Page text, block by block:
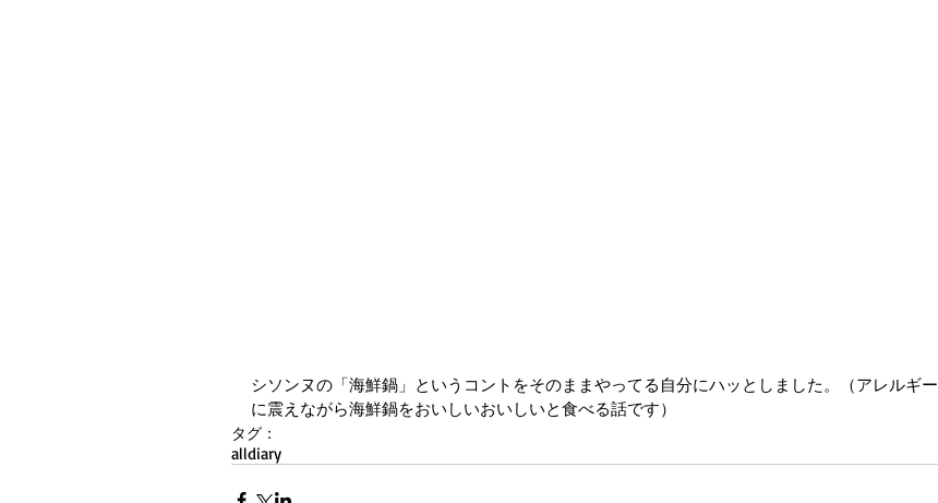
シソンヌの「海鮮鍋」というコントをそのままやってる自分にハッとしました。（アレルギー
に震えながら海鮮鍋をおいしいおいしいと食べる話です）
タグ：
alldiary